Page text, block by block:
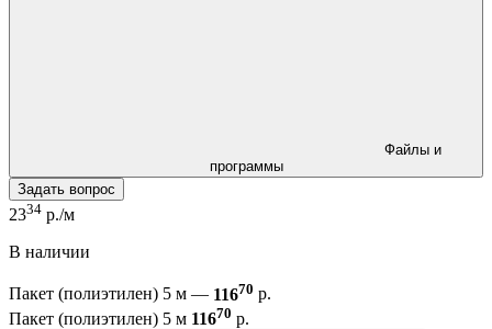
программы
Задать вопрос
2334 р./м
В наличии
Пакет (полиэтилен) 5 м — 11670 р.
Пакет (полиэтилен) 5 м 11670 р.